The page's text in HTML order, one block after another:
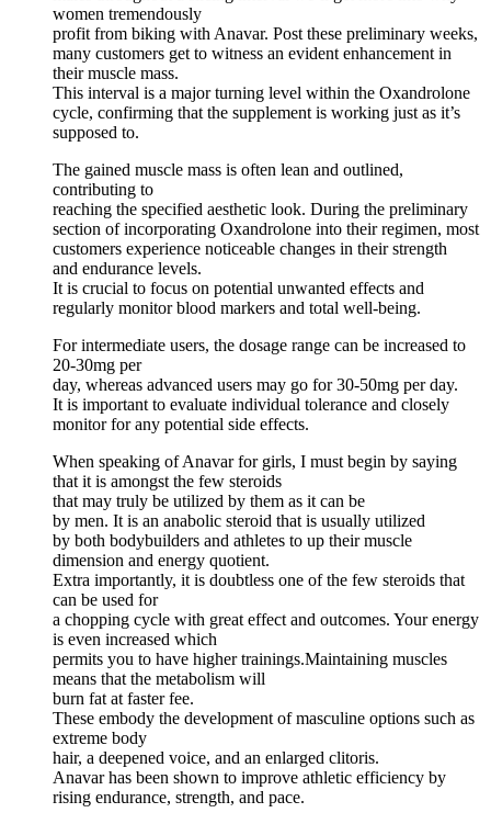
women tremendously
profit from biking with Anavar. Post these preliminary weeks,
many customers get to witness an evident enhancement in
their muscle mass.
This interval is a major turning level within the Oxandrolone
cycle, confirming that the supplement is working just as it’s
supposed to.
The gained muscle mass is often lean and outlined,
contributing to
reaching the specified aesthetic look. During the preliminary
section of incorporating Oxandrolone into their regimen, most
customers experience noticeable changes in their strength
and endurance levels.
It is crucial to focus on potential unwanted effects and
regularly monitor blood markers and total well-being.
For intermediate users, the dosage range can be increased to
20-30mg per
day, whereas advanced users may go for 30-50mg per day.
It is important to evaluate individual tolerance and closely
monitor for any potential side effects.
When speaking of Anavar for girls, I must begin by saying
that it is amongst the few steroids
that may truly be utilized by them as it can be
by men. It is an anabolic steroid that is usually utilized
by both bodybuilders and athletes to up their muscle
dimension and energy quotient.
Extra importantly, it is doubtless one of the few steroids that
can be used for
a chopping cycle with great effect and outcomes. Your energy
is even increased which
permits you to have higher trainings.Maintaining muscles
means that the metabolism will
burn fat at faster fee.
These embody the development of masculine options such as
extreme body
hair, a deepened voice, and an enlarged clitoris.
Anavar has been shown to improve athletic efficiency by
rising endurance, strength, and pace.